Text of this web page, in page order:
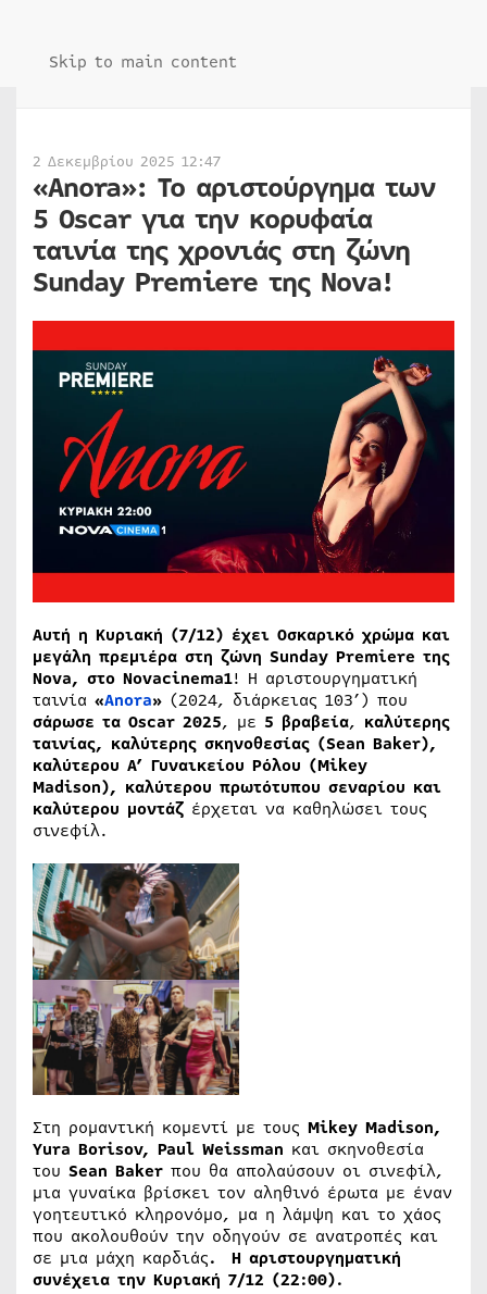
Skip to main content
2 Δεκεμβρίου 2025 12:47
«Anora»: Το αριστούργημα των
5 Oscar για την κορυφαία
ταινία της χρονιάς στη ζώνη
Sunday Premiere της Nova!
Αυτή η Κυριακή (7/12) έχει Οσκαρικό χρώμα και
μεγάλη πρεμιέρα στη ζώνη Sunday Premiere της
Nova, στο Novacinema1! Η αριστουργηματική
ταινία «Anora» (2024, διάρκειας 103’) που
σάρωσε τα Oscar 2025, με 5 βραβεία, καλύτερης
ταινίας, καλύτερης σκηνοθεσίας (Sean Baker),
καλύτερου Α’ Γυναικείου Ρόλου (Mikey
Madison), καλύτερου πρωτότυπου σεναρίου και
καλύτερου μοντάζ έρχεται να καθηλώσει τους
σινεφίλ.
Στη ρομαντική κομεντί με τους Mikey Madison,
Yura Borisov, Paul Weissman και σκηνοθεσία
του Sean Baker που θα απολαύσουν οι σινεφίλ,
μια γυναίκα βρίσκει τον αληθινό έρωτα με έναν
γοητευτικό κληρονόμο, μα η λάμψη και το χάος
που ακολουθούν την οδηγούν σε ανατροπές και
σε μια μάχη καρδιάς. Η αριστουργηματική
συνέχεια την Κυριακή 7/12 (22:00).